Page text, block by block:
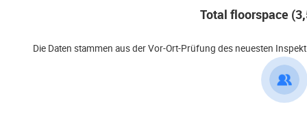
Total floorspace
Die Daten stammen aus der Vor-Ort-Prüfung des neuesten